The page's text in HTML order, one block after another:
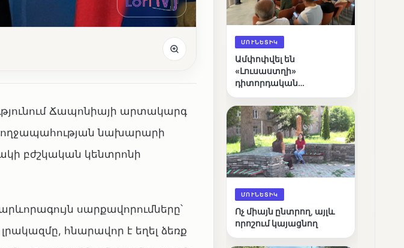
Ճապոնիայի արտակարգ
նախարարի
բժշկական կենտրոնի
սարքավորումները՝
հնարավոր է եղել ձեռք
ՄՈՒՆԵՏԻԿ
Ամփոփվել են
«Լուսաստղի»
դիտորդական
արդյունքները
ՄՈՒՆԵՏԻԿ
Ոչ միայն ընտրող, այլև
որոշում կայացնող